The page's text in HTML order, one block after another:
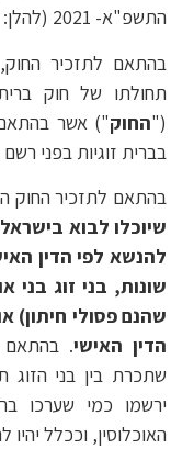
התשפ"א- 2021 (להלן: "
בהתאם לתזכיר
("החוק") אשר
בברית זוגיות בפני רשם
בהתאם לתזכיר החוק
שיוכלו לבוא
להנשא לפי הדין
שונות, בני זוג בני
שהנם פסולי חיתון)
הדין האישי. בהתאם
שתכרת בין בני
ירשמו כמי שערכו
האוכלוסין, וככלל יהיו